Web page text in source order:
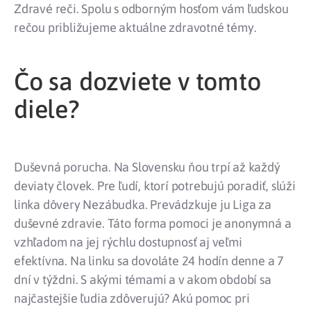
Zdravé reči. Spolu s odborným hosťom vám ľudskou
rečou približujeme aktuálne zdravotné témy.
Čo sa dozviete v tomto
diele?
Duševná porucha. Na Slovensku ňou trpí až každý
deviaty človek. Pre ľudí, ktorí potrebujú poradiť, slúži
linka dôvery Nezábudka. Prevádzkuje ju Liga za
duševné zdravie. Táto forma pomoci je anonymná a
vzhľadom na jej rýchlu dostupnosť aj veľmi
efektívna. Na linku sa dovoláte 24 hodín denne a 7
dní v týždni. S akými témami a v akom období sa
najčastejšie ľudia zdôverujú? Akú pomoc pri